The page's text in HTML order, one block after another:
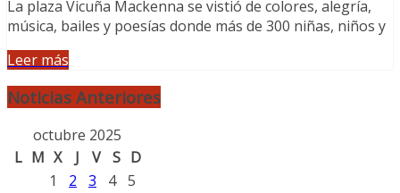
La plaza Vicuña Mackenna se vistió de colores, alegría,
música, bailes y poesías donde más de 300 niñas, niños y
Leer más
Noticias Anteriores
octubre 2025
L M X J V S D
1
2 3 4 5